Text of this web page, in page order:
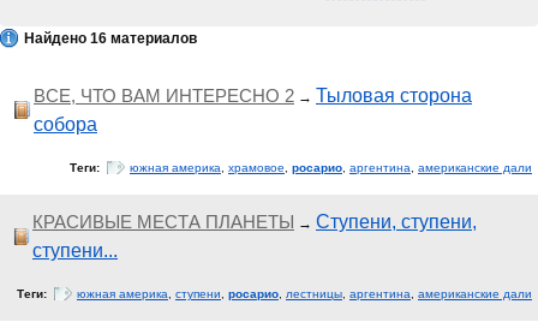
Найдено 16 материалов
ВСЕ, ЧТО ВАМ ИНТЕРЕСНО 2 → Тыловая сторона
собора
Теги: южная америка храмовое росарио аргентина американские дали
КРАСИВЫЕ МЕСТА ПЛАНЕТЫ → Ступени, ступени,
ступени...
Теги: южная америка ступени росарио лестницы аргентина американские дали